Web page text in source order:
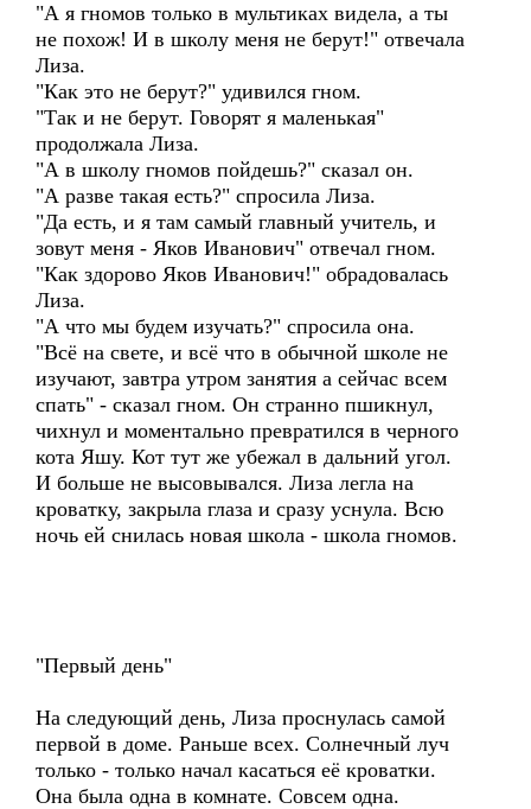
"А я гномов только в мультиках видела, а ты
не похож! И в школу меня не берут!" отвечала
Лиза.
"Как это не берут?" удивился гном.
"Так и не берут. Говорят я маленькая"
продолжала Лиза.
"А в школу гномов пойдешь?" сказал он.
"А разве такая есть?" спросила Лиза.
"Да есть, и я там самый главный учитель, и
зовут меня - Яков Иванович" отвечал гном.
"Как здорово Яков Иванович!" обрадовалась
Лиза.
"А что мы будем изучать?" спросила она.
"Всё на свете, и всё что в обычной школе не
изучают, завтра утром занятия а сейчас всем
спать" - сказал гном. Он странно пшикнул,
чихнул и моментально превратился в черного
кота Яшу. Кот тут же убежал в дальний угол.
И больше не высовывался. Лиза легла на
кроватку, закрыла глаза и сразу уснула. Всю
ночь ей снилась новая школа - школа гномов.
"Первый день"
На следующий день, Лиза проснулась самой
первой в доме. Раньше всех. Солнечный луч
только - только начал касаться её кроватки.
Она была одна в комнате. Совсем одна.